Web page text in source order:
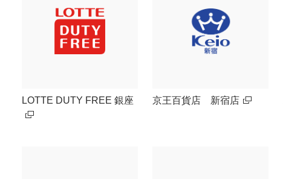
LOTTE DUTY FREE 銀座 京王百貨店 新宿店